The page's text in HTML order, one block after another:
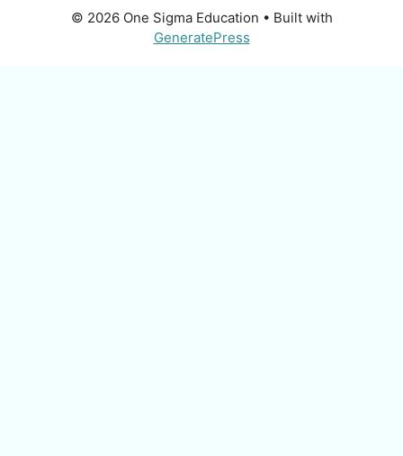
© 2026 One Sigma Education • Built with
GeneratePress